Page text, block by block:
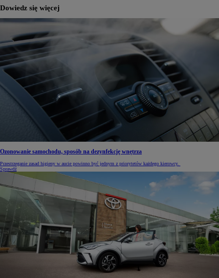
Dowiedz się więcej
Ozonowanie samochodu, sposób na dezynfekcję wnętrza
Przestrzeganie zasad higieny w aucie powinno być jednym z priorytetów każdego kierowcy.
Sprawdź